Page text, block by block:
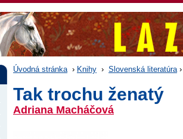
Úvodná stránka › Knihy › Slovenská literatúra›
Tak trochu ženatý
Adriana Macháčová